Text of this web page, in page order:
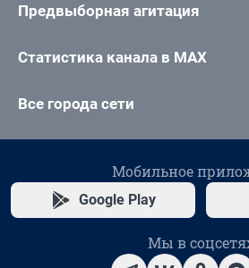
Предвыборная агитация
Статистика канала в MAX
Все города сети
Мобильное
Google Play
Мы в